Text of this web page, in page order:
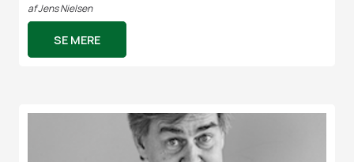
afJens Nielsen
SE MERE